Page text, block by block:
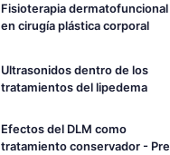
Fisioterapia dermatofuncional
en cirugía plástica corporal
Ultrasonidos dentro de los
tratamientos del lipedema
Efectos del DLM como
tratamiento conservador - Pre